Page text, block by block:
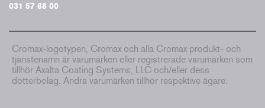
031 57 68 00
Cromax-logotypen, Cromax och alla Cromax produkt- och
tjänstenamn är varumärken eller registrerade varumärken som
tillhör Axalta Coating Systems, LLC och/eller dess
dotterbolag. Andra varumärken tillhör respektive ägare.